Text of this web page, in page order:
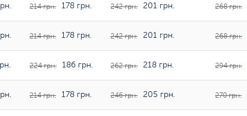
214 грн. 178 грн. 242 грн. 201 грн. 268 грн.
214 грн. 178 грн. 242 грн. 201 грн. 268 грн.
224 грн. 186 грн. 262 грн. 218 грн. 294 грн.
214 грн. 178 грн. 246 грн. 205 грн. 270 грн.